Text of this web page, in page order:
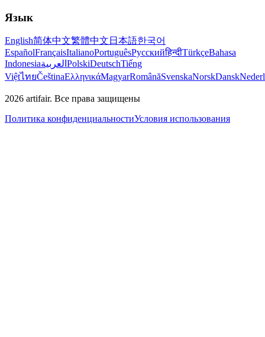
Язык
English简体中文繁體中文 日本語한국어
EspañolFrançaisItalianoPortuguêsРусскийहिन्दीTürkçeBahasa
Indonesiaالعربية PolskiDeutschTiếng
ViệtไทยČeštinaΕλληνικάMagyarRomânăSvenskaNorskDansk
2026 artifair. Все права защищены
Политика конфиденциальностиУсловия использования